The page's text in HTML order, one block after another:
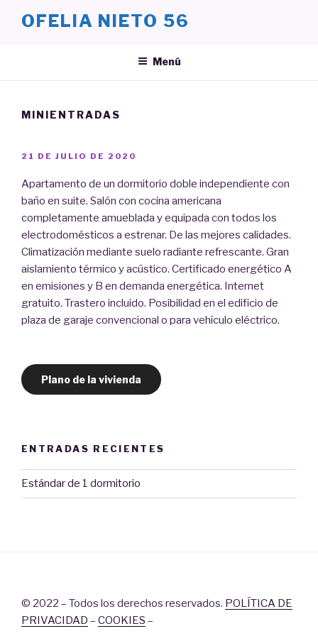
contenido
OFELIA NIETO 56
Menú
MINIENTRADAS
PUBLICADO
21 DE JULIO DE 2020
Apartamento de un dormitorio doble independiente con
baño en suite. Salón con cocina americana
completamente amueblada y equipada con todos los
electrodomésticos a estrenar. De las mejores calidades.
Climatización mediante suelo radiante refrescante. Gran
aislamiento térmico y acústico. Certificado energético A
en emisiones y B en demanda energética. Internet
gratuito. Trastero incluido. Posibilidad en el edificio de
plaza de garaje convencional o para vehículo eléctrico.
Plano de la vivienda
ENTRADAS RECIENTES
Estándar de 1 dormitorio
© 2022 – Todos los derechos reservados. POLÍTICA DE
PRIVACIDAD – COOKIES –